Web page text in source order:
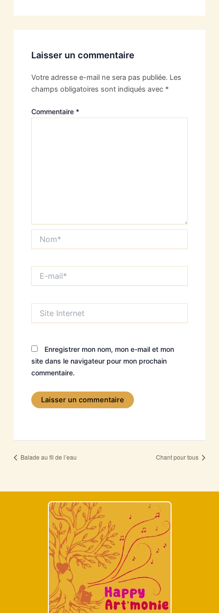
Laisser un commentaire
Votre adresse e-mail ne sera pas publiée. Les
champs obligatoires sont indiqués avec *
Commentaire *
mail*
Internet
Enregistrer mon nom, mon e-mail et mon
site dans le navigateur pour mon prochain
commentaire.
Balade au fil de l’eau Chant pour tous